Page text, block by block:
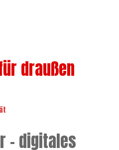
draußen
– digitales